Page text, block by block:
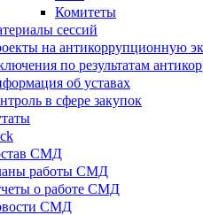
Комитеты
сессий
на антикоррупционную
по результатам
об уставах
в сфере закупок
СМД
работы СМД
о работе СМД
СМД